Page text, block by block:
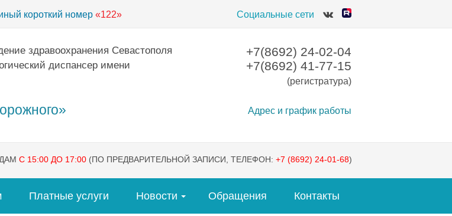
короткий номер «122» Социальные сети
здравоохранения Севастополя
диспансер имени
+7(8692) 24-02-04
+7(8692) 41-77-15
(регистратура)
Адрес и график работы
С 15:00 ДО 17:00 (ПО ПРЕДВАРИТЕЛЬНОЙ ЗАПИСИ, ТЕЛЕФОН: +7 (8692) 24-01-68)
Платные услуги Новости Обращения Контакты